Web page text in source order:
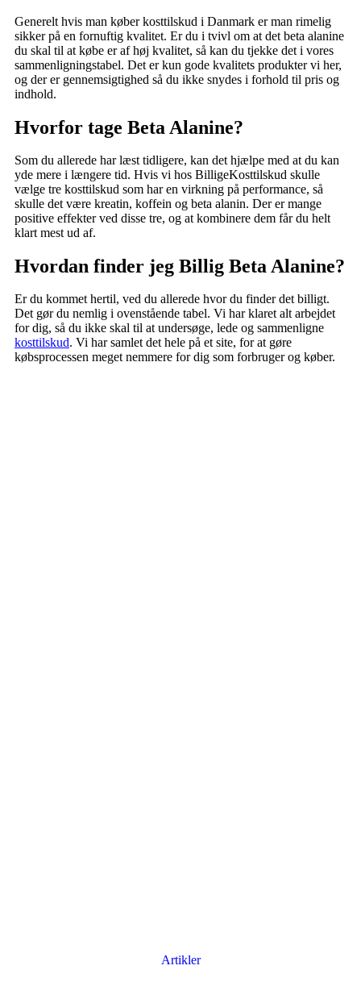
Generelt hvis man køber kosttilskud i Danmark er man rimelig
sikker på en fornuftig kvalitet. Er du i tvivl om at det beta alanine
du skal til at købe er af høj kvalitet, så kan du tjekke det i vores
sammenligningstabel. Det er kun gode kvalitets produkter vi her,
og der er gennemsigtighed så du ikke snydes i forhold til pris og
indhold.
Hvorfor tage Beta Alanine?
Som du allerede har læst tidligere, kan det hjælpe med at du kan
yde mere i længere tid. Hvis vi hos BilligeKosttilskud skulle
vælge tre kosttilskud som har en virkning på performance, så
skulle det være kreatin, koffein og beta alanin. Der er mange
positive effekter ved disse tre, og at kombinere dem får du helt
klart mest ud af.
Hvordan finder jeg Billig Beta Alanine?
Er du kommet hertil, ved du allerede hvor du finder det billigt.
Det gør du nemlig i ovenstående tabel. Vi har klaret alt arbejdet
for dig, så du ikke skal til at undersøge, lede og sammenligne
kosttilskud. Vi har samlet det hele på et site, for at gøre
købsprocessen meget nemmere for dig som forbruger og køber.
Artikler